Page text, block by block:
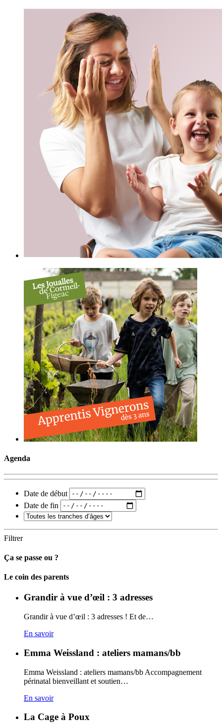
Agenda
Date de début
Date de fin
Filtrer
Ça se passe ou ?
Carto
Le coin des parents
Grandir à vue d’œil : 3 adresses
Grandir à vue d’œil : 3 adresses ! Et de…
En savoir
Emma Weissland : ateliers mamans/bb
Emma Weissland : ateliers mamans/bb Accompagnement
périnatal bienveillant et soutien…
En savoir
La Cage à Poux